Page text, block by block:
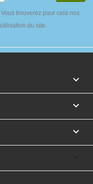
trouverez pour cela nos
du site.


